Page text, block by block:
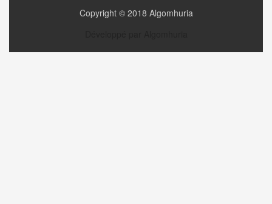
Copyright © 2018 Algomhuria